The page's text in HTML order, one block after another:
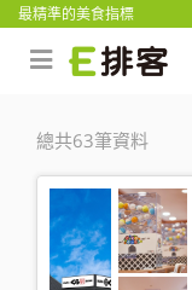
最精準的美食指標
總共63筆資料